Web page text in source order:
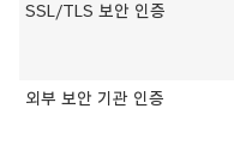
SSL/TLS 보안 인증
외부 보안 기관 인증